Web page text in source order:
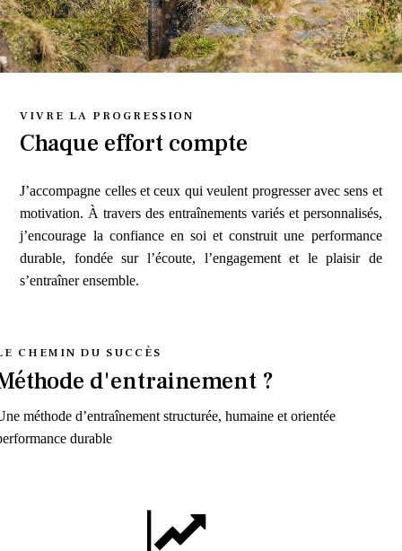
VIVRE LA PROGRESSION
Chaque effort compte
J’accompagne celles et ceux qui veulent progresser avec sens et
motivation. À travers des entraînements variés et personnalisés,
j’encourage la confiance en soi et construit une performance
durable, fondée sur l’écoute, l’engagement et le plaisir de
s’entraîner ensemble.
CHEMIN DU SUCCÈS
d'entrainement ?
méthode d’entraînement structurée, humaine et orientée
durable